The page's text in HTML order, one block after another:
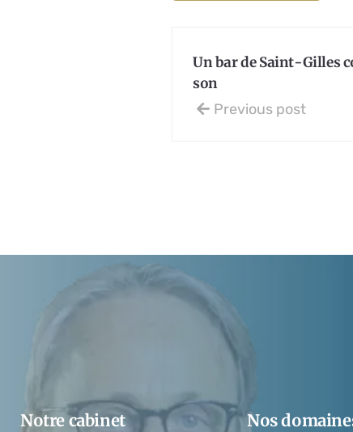
Un bar de Saint-Gilles
son
Previous post
Notre cabinet Nos